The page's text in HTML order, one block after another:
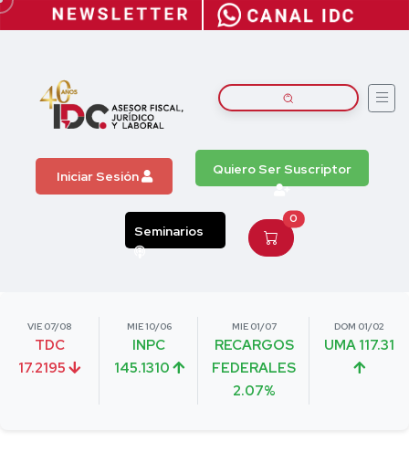
Iniciar Sesión Quiero Ser Suscriptor
Seminarios
0
VIE 07/08
TDC
17.2195
MIE 10/06
INPC
145.1310
MIE 01/07
RECARGOS
FEDERALES
2.07%
DOM 01/02
UMA 117.31